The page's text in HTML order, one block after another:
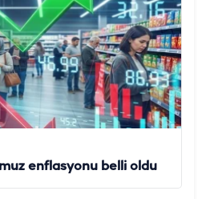
enflasyonu belli oldu